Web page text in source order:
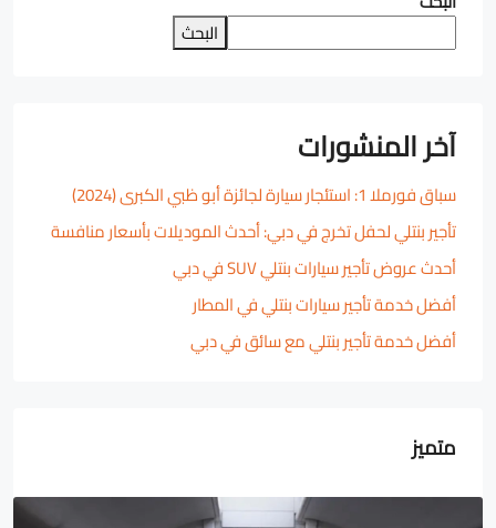
البحث
آخر المنشورات
سباق فورملا 1: استئجار سيارة لجائزة أبو ظبي الكبرى (2024)
تأجير بنتلي لحفل تخرج في دبي: أحدث الموديلات بأسعار منافسة
أحدث عروض تأجير سيارات بنتلي SUV في دبي
أفضل خدمة تأجير سيارات بنتلي في المطار
أفضل خدمة تأجير بنتلي مع سائق في دبي
متميز